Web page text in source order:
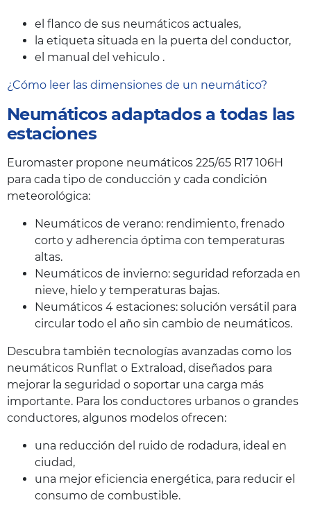
el flanco de sus neumáticos actuales,
la etiqueta situada en la puerta del conductor,
el manual del vehiculo .
¿Cómo leer las dimensiones de un neumático?
Neumáticos adaptados a todas las
estaciones
Euromaster propone neumáticos 225/65 R17 106H
para cada tipo de conducción y cada condición
meteorológica:
Neumáticos de verano: rendimiento, frenado
corto y adherencia óptima con temperaturas
altas.
Neumáticos de invierno: seguridad reforzada en
nieve, hielo y temperaturas bajas.
Neumáticos 4 estaciones: solución versátil para
circular todo el año sin cambio de neumáticos.
Descubra también tecnologías avanzadas como los
neumáticos Runflat o Extraload, diseñados para
mejorar la seguridad o soportar una carga más
importante. Para los conductores urbanos o grandes
conductores, algunos modelos ofrecen:
una reducción del ruido de rodadura, ideal en
ciudad,
una mejor eficiencia energética, para reducir el
consumo de combustible.